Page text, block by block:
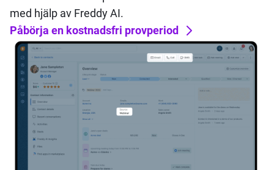
med hjälp av Freddy AI.
Påbörja en kostnadsfri provperiod